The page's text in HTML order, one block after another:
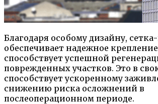
Благодаря особому дизайну,
обеспечивает надежное
способствует успешной
поврежденных участков. Это в
способствует ускоренному
снижению риска осложнений в
послеоперационном периоде.